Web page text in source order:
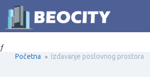
ƒ
Početna Izdavanje poslovnog prostora